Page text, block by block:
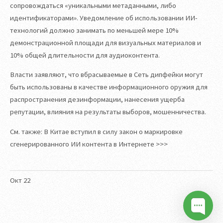
Окт 22
сопровождаться «уникальными метаданными, либо
идентификаторами». Уведомление об использовании ИИ-
технологий должно занимать по меньшей мере 10%
демонстрационной площади для визуальных материалов и
10% общей длительности для аудиоконтента.
Власти заявляют, что вбрасываемые в Сеть дипфейки могут
быть использованы в качестве информационного оружия для
распространения дезинформации, нанесения ущерба
репутации, влияния на результаты выборов, мошенничества.
См. также: В Китае вступил в силу закон о маркировке
сгенерированного ИИ контента в Интернете >>>